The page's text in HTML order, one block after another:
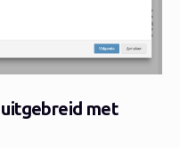
met